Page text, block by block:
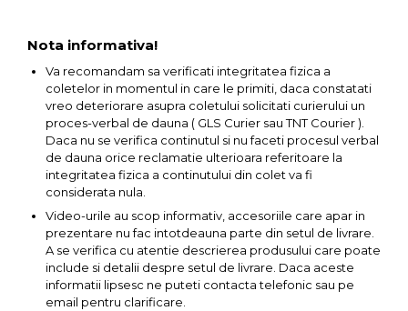
Menghina de banc – tamplarie
si alte domenii
Suruburi si dibluri
Carlige de Ridicare
Dispozitive de Taiat si
Manipulat Sticla
Masina de taiat beton
Utilaje tamplarie / prelucrare
lemn
Aeroterme si Ventilatoare
Bormasini & Masini de Gaurit
Compresoare Auto
Masini de Ascutit Burghie
Nota informativa!
Va recomandam sa verificati integritatea fizica a
coletelor in momentul in care le primiti, daca constatati
vreo deteriorare asupra coletului solicitati curierului un
proces-verbal de dauna ( GLS Curier sau TNT Courier ).
Daca nu se verifica continutul si nu faceti procesul verbal
de dauna orice reclamatie ulterioara referitoare la
integritatea fizica a continutului din colet va fi
considerata nula.
Video-urile au scop informativ, accesoriile care apar in
prezentare nu fac intotdeauna parte din setul de livrare.
A se verifica cu atentie descrierea produsului care poate
include si detalii despre setul de livrare. Daca aceste
informatii lipsesc ne puteti contacta telefonic sau pe
email pentru clarificare.